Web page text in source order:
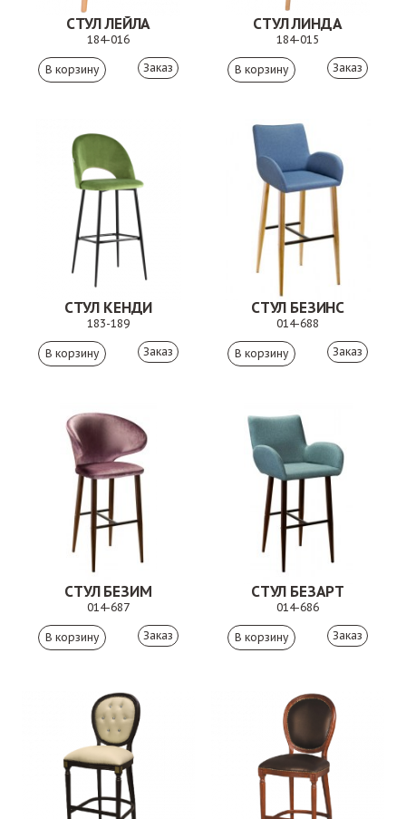
СТУЛ ЛЕЙЛА
184-016
Заказ
СТУЛ ЛИНДА
184-015
Заказ
СТУЛ КЕНДИ
183-189
Заказ
СТУЛ БЕЗИНС
014-688
Заказ
СТУЛ БЕЗИМ
014-687
Заказ
СТУЛ БЕЗАРТ
014-686
Заказ